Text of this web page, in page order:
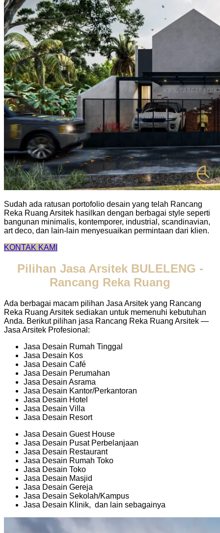
Sudah ada ratusan portofolio desain yang telah Rancang
Reka Ruang Arsitek hasilkan dengan berbagai style seperti
bangunan minimalis, kontemporer, industrial, scandinavian,
art deco, dan lain-lain menyesuaikan permintaan dari klien.
KONTAK KAMI
Pilihan Jasa Arsitek BULELENG -
Rancang Reka Ruang
Ada berbagai macam pilihan Jasa Arsitek yang Rancang
Reka Ruang Arsitek sediakan untuk memenuhi kebutuhan
Anda. Berikut pilihan jasa Rancang Reka Ruang Arsitek —
Jasa Arsitek Profesional:
Jasa Desain Rumah Tinggal
Jasa Desain Kos
Jasa Desain Café
Jasa Desain Perumahan
Jasa Desain Asrama
Jasa Desain Kantor/Perkantoran
Jasa Desain Hotel
Jasa Desain Villa
Jasa Desain Resort
Jasa Desain Guest House
Jasa Desain Pusat Perbelanjaan
Jasa Desain Restaurant
Jasa Desain Rumah Toko
Jasa Desain Toko
Jasa Desain Masjid
Jasa Desain Gereja
Jasa Desain Sekolah/Kampus
Jasa Desain Klinik, dan lain sebagainya